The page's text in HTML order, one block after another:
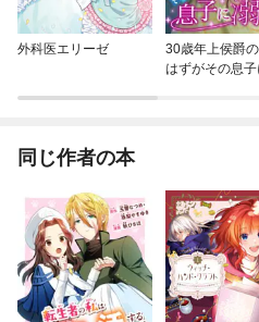
外科医エリーゼ
30歳年上侯爵
はずがその息子
同じ作者の本